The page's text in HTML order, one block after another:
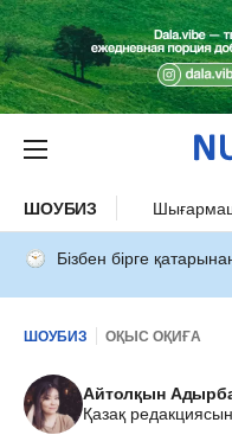
ШОУБИЗ
Бізбен бірге
ШОУБИЗ ОҚЫС ОҚИҒА
Айтолқын
Қазақ